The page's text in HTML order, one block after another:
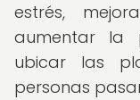
estrés,
aumentar la
ubicar las
personas